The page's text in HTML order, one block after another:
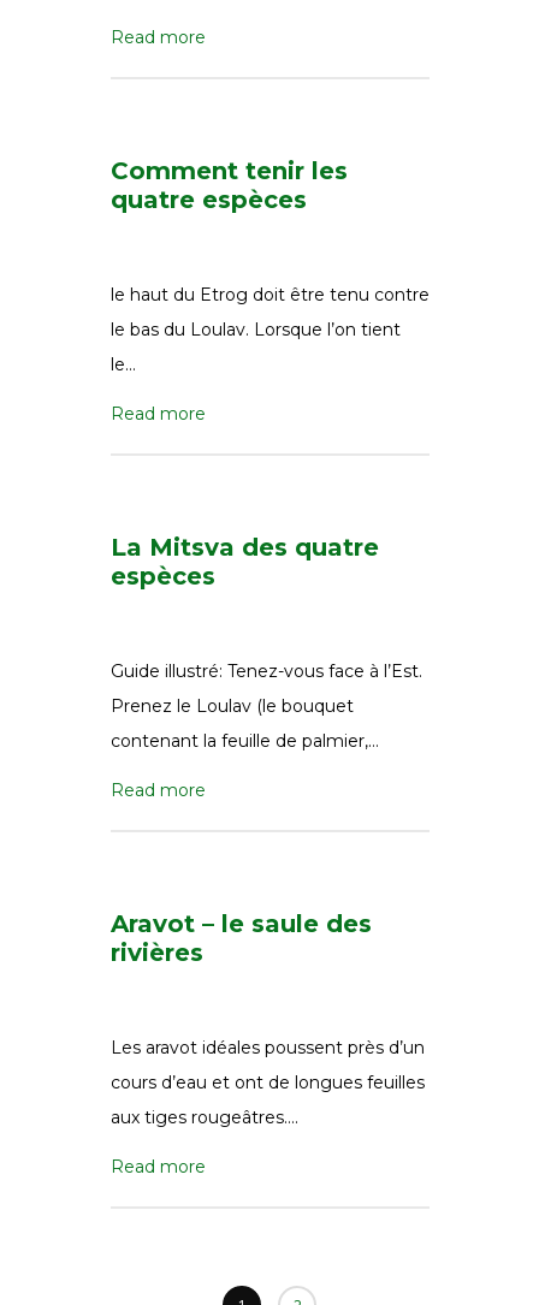
Read more
Comment tenir les
quatre espèces
le haut du Etrog doit être tenu contre
le bas du Loulav. Lorsque l’on tient
le…
Read more
La Mitsva des quatre
espèces
Guide illustré: Tenez-vous face à l’Est.
Prenez le Loulav (le bouquet
contenant la feuille de palmier,…
Read more
Aravot – le saule des
rivières
Les aravot idéales poussent près d’un
cours d’eau et ont de longues feuilles
aux tiges rougeâtres….
Read more